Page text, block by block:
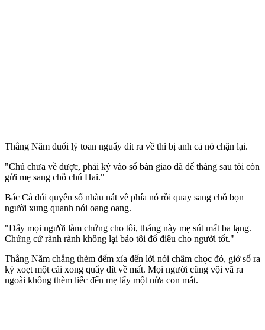
Thằng Năm đuối lý toan nguẩy đít ra về thì bị anh cả nó chặn lại.
"Chú chưa về được, phải ký vào sổ bàn giao đã để tháng sau tôi còn
gửi mẹ sang chỗ chú Hai."
Bác Cả dúi quyển sổ nhàu nát về phía nó rồi quay sang chỗ bọn
người xung quanh nói oang oang.
"Đấy mọi người làm chứng cho tôi, tháng này mẹ sút mất ba lạng.
Chứng cứ rành rành không lại bảo tôi đổ điêu cho người tốt."
Thằng Năm chẳng thèm đếm xỉa đến lời nói châm chọc đó, giở sổ ra
ký xoẹt một cái xong quẩy đít về mất. Mọi người cũng vội vã ra
ngoài không thèm liếc đến mẹ lấy một nửa con mắt.